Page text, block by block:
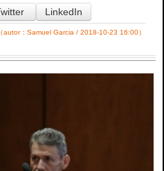
LinkedIn
（autor：Samuel Garcia / 2018-10-23 16:00）